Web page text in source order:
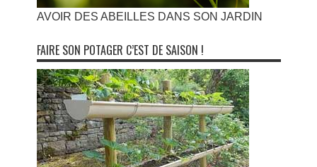
AVOIR DES ABEILLES DANS SON JARDIN
FAIRE SON POTAGER C’EST DE SAISON !